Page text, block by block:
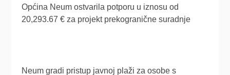
Općina Neum ostvarila potporu u iznosu od
20,293.67 € za projekt prekogranične suradnje
Neum gradi pristup javnoj plaži za osobe s